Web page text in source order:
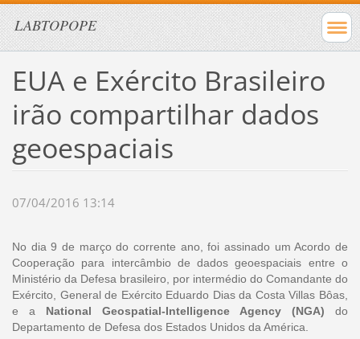
LABTOPOPE
EUA e Exército Brasileiro
irão compartilhar dados
geoespaciais
07/04/2016 13:14
No dia 9 de março do corrente ano, foi assinado um Acordo de
Cooperação para intercâmbio de dados geoespaciais entre o
Ministério da Defesa brasileiro, por intermédio do Comandante do
Exército, General de Exército Eduardo Dias da Costa Villas Bôas,
e a National Geospatial-Intelligence Agency (NGA) do
Departamento de Defesa dos Estados Unidos da América.